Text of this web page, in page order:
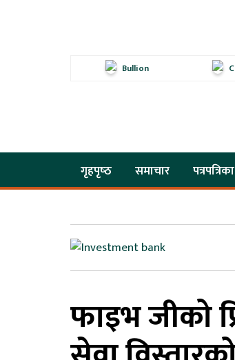
Bullion
गृहपृष्‍ठ समाचार पत्रपत्रिका
फाइभ जीको